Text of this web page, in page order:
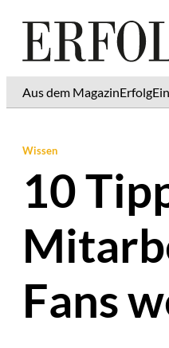
Aus dem MagazinErfolg
Wissen
10
Fans